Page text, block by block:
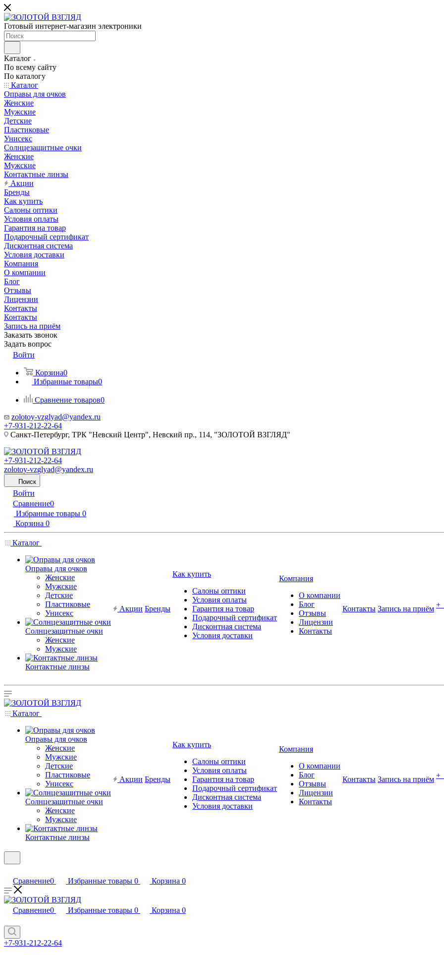
Готовый интернет-магазин электроники
Каталог
По всему сайту
По каталогу
Каталог
Оправы для очков
Женские
Мужские
Детские
Пластиковые
Унисекс
Солнцезащитные очки
Женские
Мужские
Контактные линзы
Акции
Бренды
Как купить
Салоны оптики
Условия оплаты
Гарантия на товар
Подарочный сертификат
Дисконтная система
Условия доставки
Компания
О компании
Блог
Отзывы
Лицензии
Контакты
Контакты
Запись на приём
Заказать звонок
Задать вопрос
Войти
Корзина0
Избранные товары0
Сравнение товаров0
zolotoy-vzglyad@yandex.ru
+7-931-212-22-64
Санкт-Петербург, ТРК "Невский Центр", Невский пр., 114, "ЗОЛОТОЙ ВЗГЛЯД"
+7-931-212-22-64
zolotoy-vzglyad@yandex.ru
Поиск
Войти
Сравнение0
Избранные товары 0
Корзина 0
Каталог
Оправы для очков
Женские
Мужские
Детские
Пластиковые
Унисекс
Солнцезащитные очки
Женские
Мужские
Контактные линзы
Акции Бренды
Как купить
Салоны оптики
Условия оплаты
Гарантия на товар
Подарочный сертификат
Дисконтная система
Условия доставки
Компания
О компании
Блог
Отзывы
Лицензии
Контакты
Контакты Запись на приём +
Каталог
Оправы для очков
Женские
Мужские
Детские
Пластиковые
Унисекс
Солнцезащитные очки
Женские
Мужские
Контактные линзы
Акции Бренды
Как купить
Салоны оптики
Условия оплаты
Гарантия на товар
Подарочный сертификат
Дисконтная система
Условия доставки
Компания
О компании
Блог
Отзывы
Лицензии
Контакты
Контакты Запись на приём +
Сравнение0 Избранные товары 0 Корзина 0
Сравнение0 Избранные товары 0 Корзина 0
+7-931-212-22-64